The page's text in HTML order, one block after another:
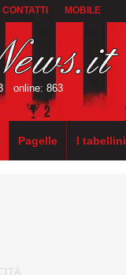
CONTATTI MOBILE
online: 863
Pagelle I tabellini